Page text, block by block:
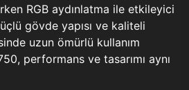
RGB aydınlatma ile etkileyici
gövde yapısı ve kaliteli
uzun ömürlü kullanım
performans ve tasarımı aynı